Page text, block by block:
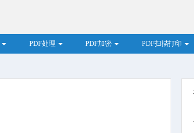
PDF处理 PDF加密 PDF扫描打印